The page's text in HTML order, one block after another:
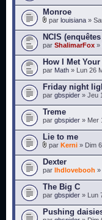
Monroe
par louisiana »
NCIS
par ShalimarFox »
How I Met
par Math » Lun 26
Friday night
par gbspider » Jeu
Treme
par gbspider » Mer
Lie to me
par Kerni » Dim
Dexter
par lhdlovebooh »
The Big C
par gbspider » Lun
Pushing